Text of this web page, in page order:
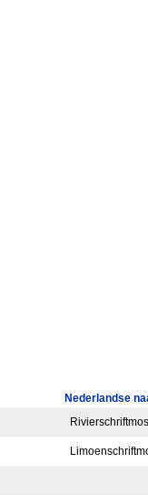
Nederlandse
Rivierschriftmos